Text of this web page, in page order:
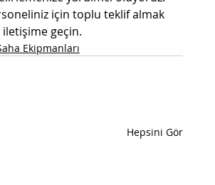
için toplu teklif almak
geçin.
Ekipmanları
Hepsini Gör